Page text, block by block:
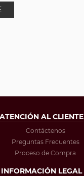
ATENCIÓN AL CLIENTE
Contáctenos
Preguntas Frecuentes
Proceso de Compra
INFORMACIÓN LEGAL